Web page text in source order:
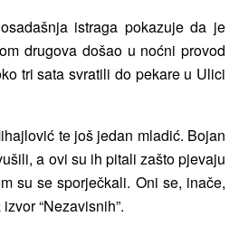
istraga pokazuje da je
drugova došao u noćni provod
tri sata svratili do pekare u Ulici
te još jedan mladić. Bojan
a ovi su ih pitali zašto pjevaju
su se sporječkali. Oni se, inače,
“Nezavisnih”.